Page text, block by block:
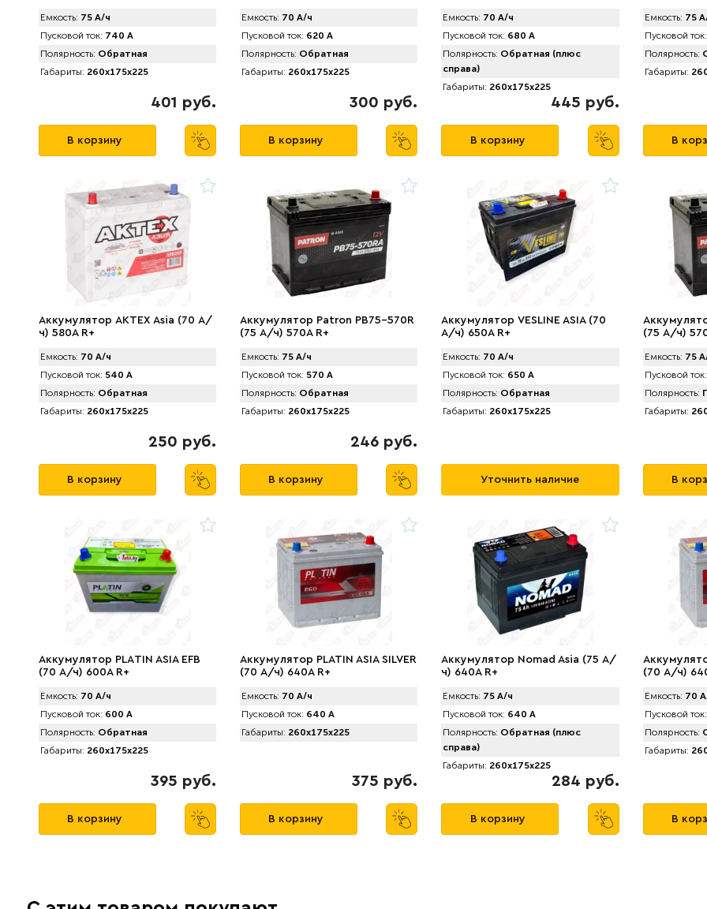
Емкость: 75 А/ч
Пусковой ток: 740 А
Полярность: Обратная
Габариты: 260x175x225
401 руб.
В корзину
Емкость: 70 А/ч
Пусковой ток: 620 А
Полярность: Обратная
Габариты: 260x175x225
300 руб.
В корзину
Емкость: 70 А/ч
Пусковой ток: 680 А
Полярность: Обратная (плюс
справа)
Габариты: 260x175x225
445 руб.
В корзину
Емкость: 75
Пусковой ток:
Полярность:
Габариты:
В
Аккумулятор AKTEX Asia (70 А/
ч) 580A R+
Емкость: 70 А/ч
Пусковой ток: 540 А
Полярность: Обратная
Габариты: 260x175x225
250 руб.
В корзину
Аккумулятор Patron PB75-570R
(75 А/ч) 570A R+
Емкость: 75 А/ч
Пусковой ток: 570 А
Полярность: Обратная
Габариты: 260x175x225
246 руб.
В корзину
Аккумулятор VЕSLINE ASIA (70
А/ч) 650A R+
Емкость: 70 А/ч
Пусковой ток: 650 А
Полярность: Обратная
Габариты: 260x175x225
Уточнить наличие
(75 А/ч)
Емкость: 75
Пусковой ток:
Полярность:
Габариты:
В
Аккумулятор PLАTIN ASIA EFB
(70 А/ч) 600A R+
Емкость: 70 А/ч
Пусковой ток: 600 А
Полярность: Обратная
Габариты: 260x175x225
395 руб.
В корзину
Аккумулятор PLATIN ASIA SILVER
(70 А/ч) 640A R+
Емкость: 70 А/ч
Пусковой ток: 640 А
Габариты: 260x175x225
375 руб.
В корзину
Аккумулятор Nomad Asia (75 А/
ч) 640A R+
Емкость: 75 А/ч
Пусковой ток: 640 А
Полярность: Обратная (плюс
справа)
Габариты: 260x175x225
284 руб.
В корзину
(70 А/ч)
Емкость: 70
Пусковой ток:
Полярность:
Габариты:
В